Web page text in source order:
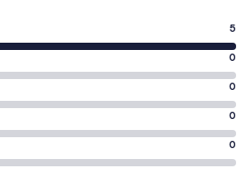
5
0
0
0
0